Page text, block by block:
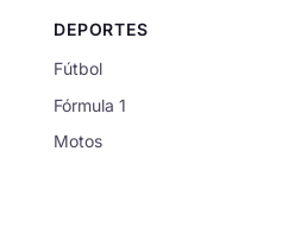
DEPORTES
Fútbol
Fórmula 1
Motos